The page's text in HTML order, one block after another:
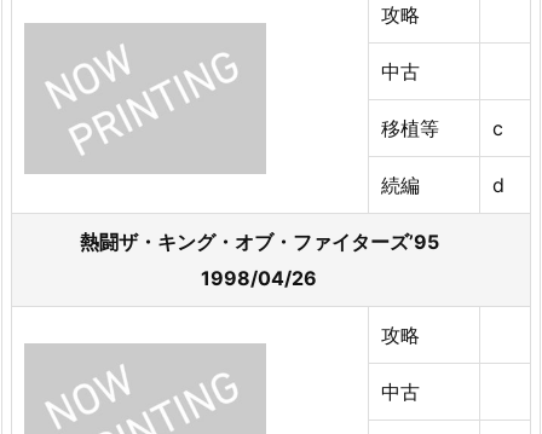
攻略
中古
移植等 c
続編 d
熱闘ザ・キング・オブ・ファイターズ’95
1998/04/26
攻略
中古